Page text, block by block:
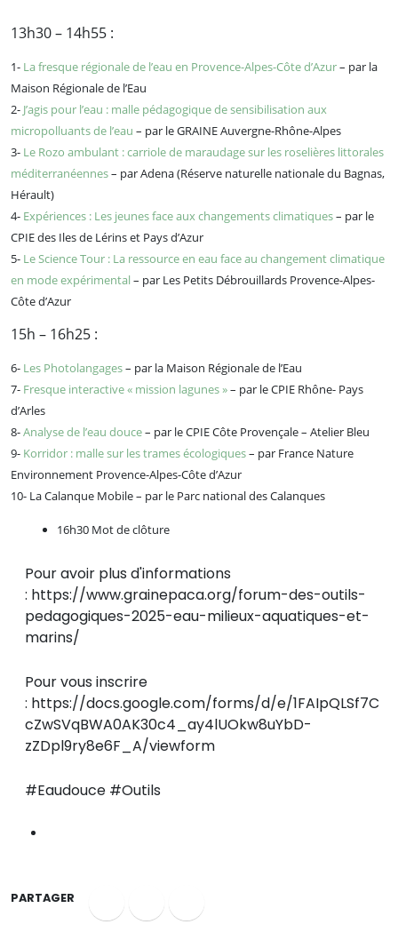
13h30 – 14h55 :
1- La fresque régionale de l’eau en Provence-Alpes-Côte d’Azur– par la
Maison Régionale de l’Eau
2- J’agis pour l’eau : malle pédagogique de sensibilisation aux
micropolluants de l’eau – par le GRAINE Auvergne-Rhône-Alpes
3- Le Rozo ambulant : carriole de maraudage sur les roselières littorales
méditerranéennes– par Adena (Réserve naturelle nationale du Bagnas,
Hérault)
4- Expériences : Les jeunes face aux changements climatiques– par le
CPIE des Iles de Lérins et Pays d’Azur
5- Le Science Tour : La ressource en eau face au changement climatique
en mode expérimental– par Les Petits Débrouillards Provence-Alpes-
Côte d’Azur
15h – 16h25 :
6- Les Photolangages– par la Maison Régionale de l’Eau
7- Fresque interactive « mission lagunes »– par le CPIE Rhône- Pays
d’Arles
8-Analyse de l’eau douce– par le CPIE Côte Provençale – Atelier Bleu
9- Korridor : malle sur les trames écologiques– par France Nature
Environnement Provence-Alpes-Côte d’Azur
10- La Calanque Mobile – par le Parc national des Calanques
16h30 Mot de clôture
Pour avoir plus d'informations
: https://www.grainepaca.org/forum-des-outils-
pedagogiques-2025-eau-milieux-aquatiques-et-
marins/
Pour vous inscrire
: https://docs.google.com/forms/d/e/1FAIpQLSf7C
cZwSVqBWA0AK30c4_ay4lUOkw8uYbD-
zZDpl9ry8e6F_A/viewform
#Eaudouce #Outils
PARTAGER